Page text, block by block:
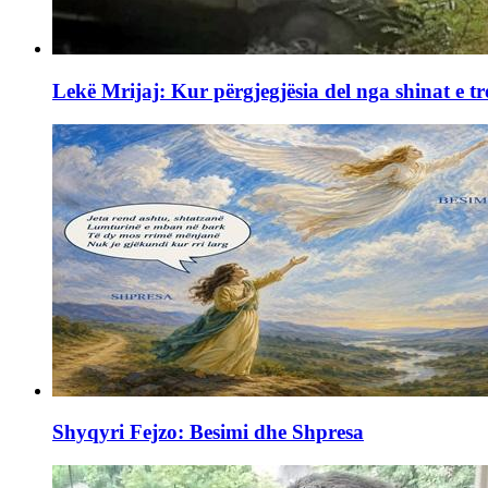
Lekë Mrijaj: Kur përgjegjësia del nga shinat e
Shyqyri Fejzo: Besimi dhe Shpresa